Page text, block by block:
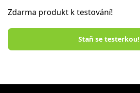
Zdarma produkt k testování!
Staň se testerkou!